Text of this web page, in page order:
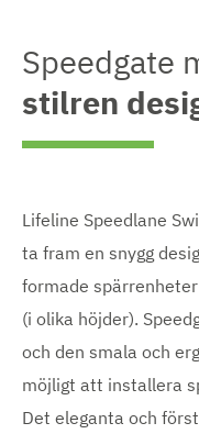
Speedgate
stilren
Lifeline Speedlane
ta fram en snygg
formade
(i olika höjder).
och den smala och
möjligt att installera
Det eleganta och